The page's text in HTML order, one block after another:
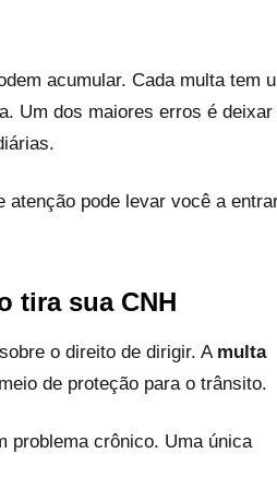
acumular. Cada multa tem
Um dos maiores erros é deixar
atenção pode levar você a
tira sua CNH
o direito de dirigir. A multa
de proteção para o trânsito.
problema crônico. Uma única